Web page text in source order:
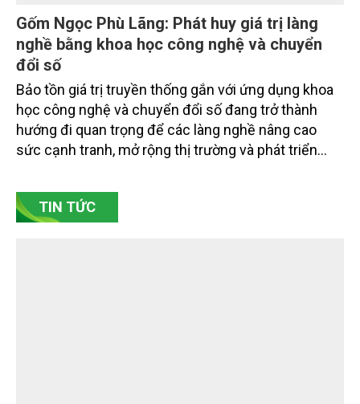
Gốm Ngọc Phù Lãng: Phát huy giá trị làng
nghề bằng khoa học công nghệ và chuyển
đổi số
Bảo tồn giá trị truyền thống gắn với ứng dụng khoa
học công nghệ và chuyển đổi số đang trở thành
hướng đi quan trọng để các làng nghề nâng cao
sức cạnh tranh, mở rộng thị trường và phát triển
Bắc Ninh, nhiều nghệ nhân và cơ sở sản xuất đã
chủ động đổi mới tư duy, đầu tư công nghệ, xây
TIN TỨC